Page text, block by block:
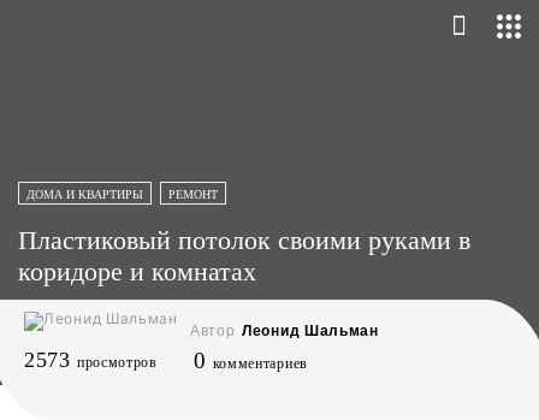
ДОМА И КВАРТИРЫ РЕМОНТ
Пластиковый потолок своими руками в
коридоре и комнатах
Автор Леонид Шальман
2573 просмотров 0 комментариев